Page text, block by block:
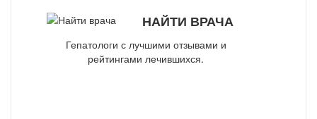
НАЙТИ ВРАЧА
Гепатологи с лучшими отзывами и
рейтингами лечившихся.